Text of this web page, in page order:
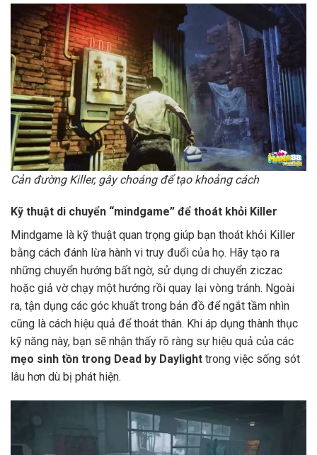
Cản đường Killer, gây choáng để tạo khoảng cách
Kỹ thuật di chuyển “mindgame” để thoát khỏi Killer
Mindgame là kỹ thuật quan trọng giúp bạn thoát khỏi Killer
bằng cách đánh lừa hành vi truy đuổi của họ. Hãy tạo ra
những chuyển hướng bất ngờ, sử dụng di chuyển ziczac
hoặc giả vờ chạy một hướng rồi quay lại vòng tránh. Ngoài
ra, tận dụng các góc khuất trong bản đồ để ngắt tầm nhìn
cũng là cách hiệu quả để thoát thân. Khi áp dụng thành thục
kỹ năng này, bạn sẽ nhận thấy rõ ràng sự hiệu quả của các
mẹo sinh tồn trong Dead by Daylight trong việc sống sót
lâu hơn dù bị phát hiện.